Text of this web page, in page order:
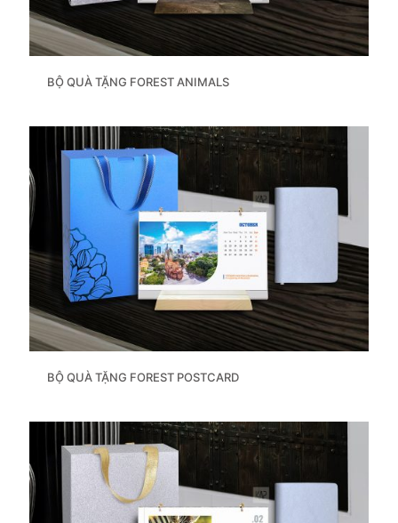
BỘ QUÀ TẶNG FOREST ANIMALS
BỘ QUÀ TẶNG FOREST POSTCARD